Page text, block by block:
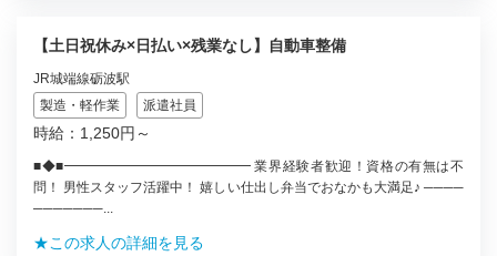
【土日祝休み×日払い×残業なし】自動車整備
JR城端線砺波駅
製造・軽作業
派遣社員
時給：1,250円～
■◆■━━━━━━━━━━━━━━ 業界経験者歓迎！資格の有無は不
問！ 男性スタッフ活躍中！ 嬉しい仕出し弁当でおなかも大満足♪ ────
───────...
★この求人の詳細を見る